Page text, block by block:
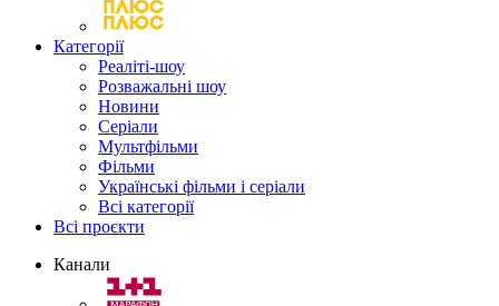
Категорії
Реаліті-шоу
Розважальні шоу
Новини
Серіали
Мультфільми
Фільми
Українські фільми і серіали
Всі категорії
Всі проєкти
Канали